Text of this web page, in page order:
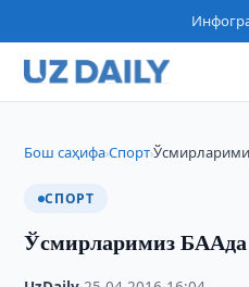
Бош саҳифа›Спорт›
СПОРТ
Ўсмирларимиз БААда